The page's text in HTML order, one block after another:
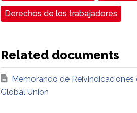
Derechos de los trabajadores
Related documents
Memorando de
Global Union